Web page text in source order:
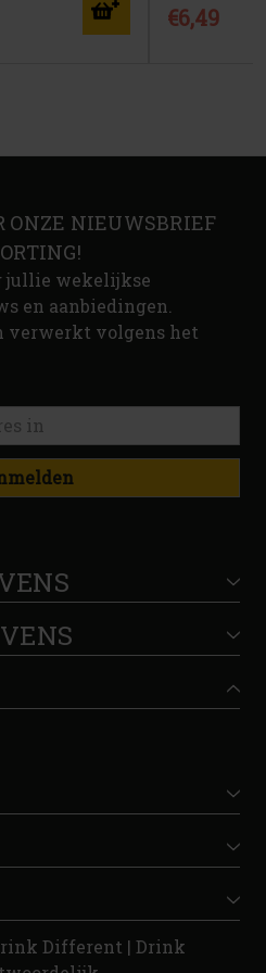
€6,49
ONZE NIEUWSBRIEF
jullie wekelijkse
en aanbiedingen.
verwerkt volgens het
Different | Drink